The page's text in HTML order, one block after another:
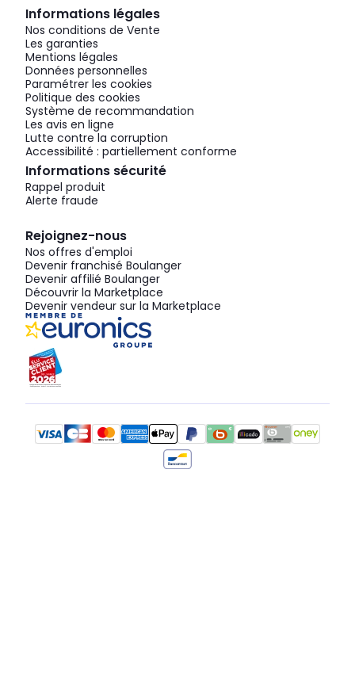
Informations légales
Nos conditions de Vente
Les garanties
Mentions légales
Données personnelles
Paramétrer les cookies
Politique des cookies
Système de recommandation
Les avis en ligne
Lutte contre la corruption
Accessibilité : partiellement conforme
Informations sécurité
Rappel produit
Alerte fraude
Rejoignez-nous
Nos offres d'emploi
Devenir franchisé Boulanger
Devenir affilié Boulanger
Découvrir la Marketplace
Devenir vendeur sur la Marketplace